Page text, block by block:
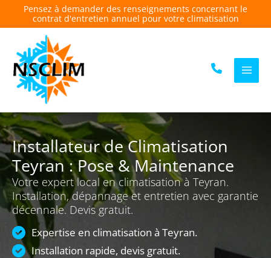
Pensez à demander des renseignements concernant le
contrat d'entretien annuel pour votre climatisation
Installateur de Climatisation
Teyran : Pose & Maintenance
Votre expert local en climatisation à Teyran.
Installation, dépannage et entretien avec garantie
décennale. Devis gratuit.
Expertise en climatisation à Teyran.
Installation rapide, devis gratuit.